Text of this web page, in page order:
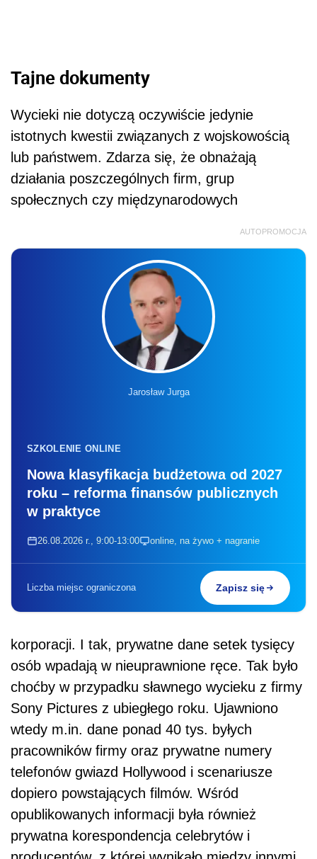
Tajne dokumenty
Wycieki nie dotyczą oczywiście jedynie
istotnych kwestii związanych z wojskowością
lub państwem. Zdarza się, że obnażają
działania poszczególnych firm, grup
społecznych czy międzynarodowych
AUTOPROMOCJA
Jarosław Jurga
SZKOLENIE ONLINE
Nowa klasyfikacja budżetowa od 2027
roku – reforma finansów publicznych
w praktyce
26.08.2026 r., 9:00-13:00 online, na żywo + nagranie
Liczba miejsc ograniczona Zapisz się
korporacji. I tak, prywatne dane setek tysięcy
osób wpadają w nieuprawnione ręce. Tak było
choćby w przypadku sławnego wycieku z firmy
Sony Pictures z ubiegłego roku. Ujawniono
wtedy m.in. dane ponad 40 tys. byłych
pracowników firmy oraz prywatne numery
telefonów gwiazd Hollywood i scenariusze
dopiero powstających filmów. Wśród
opublikowanych informacji była również
prywatna korespondencja celebrytów i